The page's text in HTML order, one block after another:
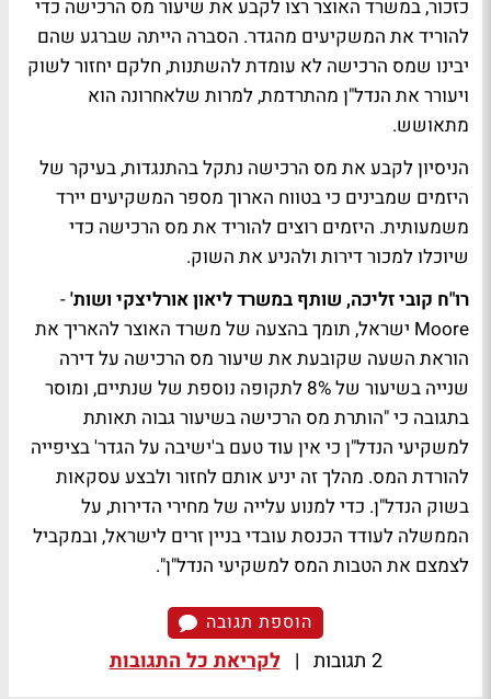
כזכור, במשרד האוצר רצו לקבע את שיעור מס הרכישה כדי
להוריד את המשקיעים מהגדר. הסברה הייתה שברגע שהם
יבינו שמס הרכישה לא עומדת להשתנות, חלקם יחזור לשוק
ויעורר את הנדל"ן מהתרדמת, למרות שלאחרונה הוא
מתאושש.
הניסיון לקבע את מס הרכישה נתקל בהתנגדות, בעיקר של
היזמים שמבינים כי בטווח הארוך מספר המשקיעים יירד
משמעותית. היזמים רוצים להוריד את מס הרכישה כדי
שיוכלו למכור דירות ולהניע את השוק.
רו"ח קובי זליכה, שותף במשרד ליאון אורליצקי ושות'-
Moore ישראל, תומך בהצעה של משרד האוצר להאריך את
הוראת השעה שקובעת את שיעור מס הרכישה על דירה
שנייה בשיעור של 8% לתקופה נוספת של שנתיים, ומוסר
בתגובה כי "הותרת מס הרכישה בשיעור גבוה תאותת
למשקיעי הנדל"ן כי אין עוד טעם ב'ישיבה על הגדר' בציפייה
להורדת המס. מהלך זה יניע אותם לחזור ולבצע עסקאות
בשוק הנדל"ן. כדי למנוע עלייה של מחירי הדירות, על
הממשלה לעודד הכנסת עובדי בניין זרים לישראל, ובמקביל
לצמצם את הטבות המס למשקיעי הנדל"ן".
הוספת תגובה
2 תגובות | לקריאת כל התגובות